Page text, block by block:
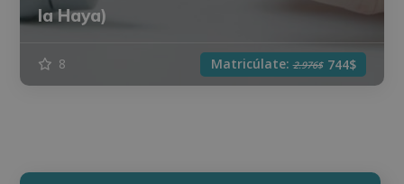
la Haya)
8 Matricúlate:2.976$ 744$